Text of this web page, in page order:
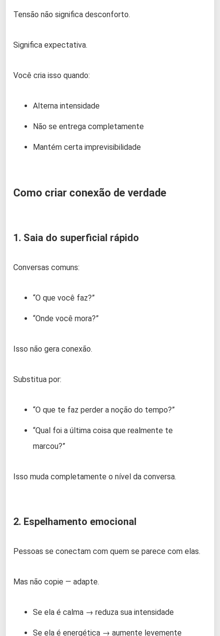
Tensão não significa desconforto.
Significa expectativa.
Você cria isso quando:
Alterna intensidade
Não se entrega completamente
Mantém certa imprevisibilidade
Como criar conexão de verdade
1. Saia do superficial rápido
Conversas comuns:
“O que você faz?”
“Onde você mora?”
Isso não gera conexão.
Substitua por:
“O que te faz perder a noção do tempo?”
“Qual foi a última coisa que realmente te
marcou?”
Isso muda completamente o nível da conversa.
2. Espelhamento emocional
Pessoas se conectam com quem se parece com elas.
Mas não copie — adapte.
Se ela é calma → reduza sua intensidade
Se ela é energética → aumente levemente